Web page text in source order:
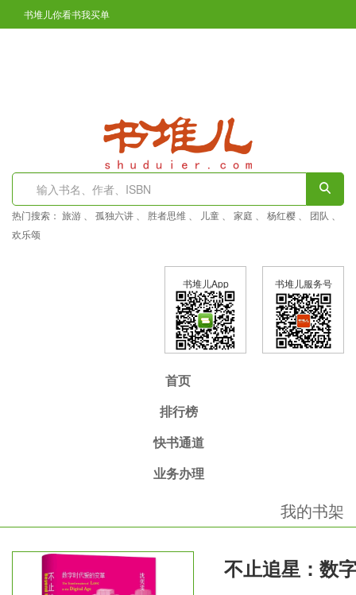
书堆儿你看书我买单
热门搜索： 旅游 孤独六讲 胜者思维 儿童 家庭 杨红樱 团队
欢乐颂
书堆儿服务号
书堆儿App
首页
排行榜
快书通道
业务办理
我的书架
不止追星：数